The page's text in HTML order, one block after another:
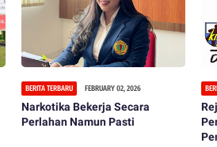
BERITA TERBARU FEBRUARY 02, 2026
Narkotika Bekerja Secara
Perlahan Namun Pasti